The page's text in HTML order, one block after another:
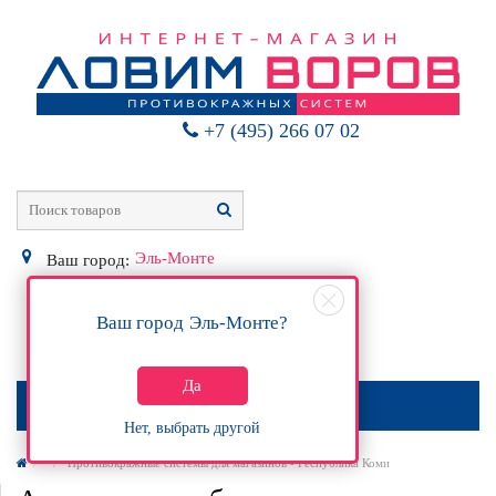
+7 (495) 266 07 02
Ваш город: Эль-Монте
Ваш город Эль-Монте?
Да
Нет, выбрать другой
0Р
МЕНЮ
Противокражные системы для магазинов - Республика Коми